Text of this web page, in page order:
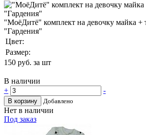
"МоёДитё" комплект на девочку майка +
"Гардения"
Цвет:
Размер:
150 руб. за шт
В наличии
+
-
В корзину Добавлено
Нет в наличии
Под заказ